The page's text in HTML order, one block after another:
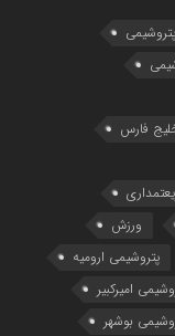
فارس
ورزش
پتروشیمی ارومیه
امیرکبیر
بوشهر